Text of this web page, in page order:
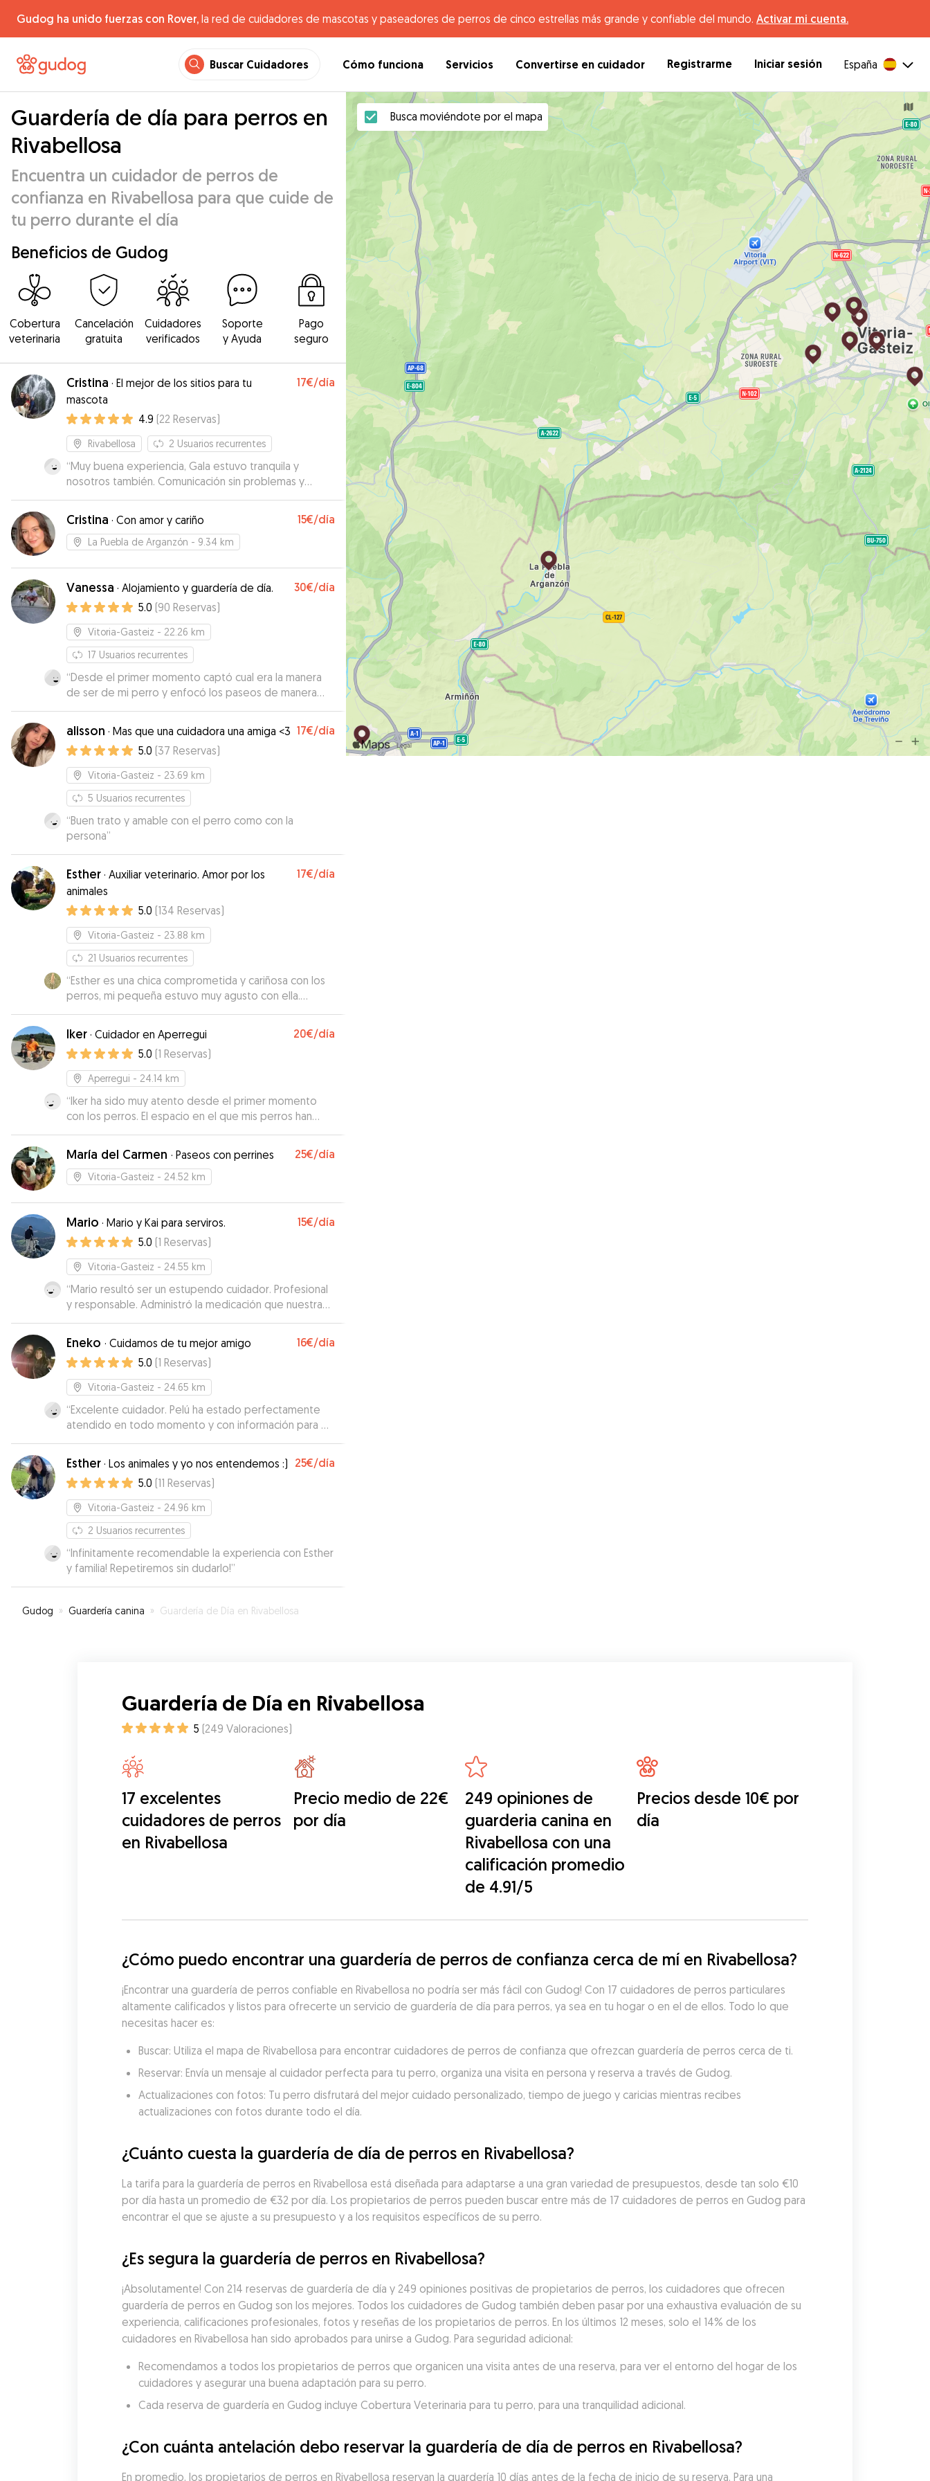
Gudog ha unido fuerzas con Rover, la red de cuidadores de mascotas y paseadores de perros de cinco estrellas más grande y confiable del mundo. Activar mi cuenta.
Buscar Cuidadores Cómo funciona Servicios Convertirse en cuidador Registrarme Iniciar sesión España
Guardería de día para perros en
Rivabellosa
Encuentra un cuidador de perros de
confianza en Rivabellosa para que cuide de
tu perro durante el día
Beneficios de Gudog
Cobertura
veterinaria
Cancelación
gratuita
Cuidadores
verificados
Soporte
y Ayuda
Pago
seguro
Cristina · El mejor de los sitios para tu
mascota
17€/día
4.9 (22 Reservas)
Rivabellosa 2 Usuarios recurrentes
“Muy buena experiencia, Gala estuvo tranquila y
nosotros también. Comunicación sin problemas y
tiempos de recogida flexibles. La verdad es que
estuvimos muy tranquilos
Cristina · Con amor y cariño 15€/día
La Puebla de Arganzón - 9.34 km
Vanessa · Alojamiento y guardería de día. 30€/día
5.0 (90 Reservas)
Vitoria-Gasteiz - 22.26 km
17 Usuarios recurrentes
“Desde el primer momento captó cual era la manera
de ser de mi perro y enfocó los paseos de manera
que fueran de su gusto, dejándole su espacio para
oler y andar a su aire. Cuando lo necesite, volveré a
contactar con ella. ”
alisson · Mas que una cuidadora una amiga <3 17€/día
5.0 (37 Reservas)
Vitoria-Gasteiz - 23.69 km
5 Usuarios recurrentes
“Buen trato y amable con el perro como con la
persona”
Esther · Auxiliar veterinario. Amor por los
animales
17€/día
5.0 (134 Reservas)
Vitoria-Gasteiz - 23.88 km
21 Usuarios recurrentes
“Esther es una chica comprometida y cariñosa con los
perros, mi pequeña estuvo muy agusto con ella.
Repetiremos seguro”
Iker · Cuidador en Aperregui 20€/día
5.0 (1 Reservas)
Aperregui - 24.14 km
“Iker ha sido muy atento desde el primer momento
con los perros. El espacio en el que mis perros han
estado creo que es dificilmente mejorable. No tengo
la menor duda de que han estado en buenas manos y
espero poder contar con Iker en el futuro. Estuve
informado del estado de Beltza y Negu algo que
María del Carmen · Paseos con perrines 25€/día
Vitoria-Gasteiz - 24.52 km
Mario · Mario y Kai para serviros. 15€/día
5.0 (1 Reservas)
Vitoria-Gasteiz - 24.55 km
“Mario resultó ser un estupendo cuidador. Profesional
y responsable. Administró la medicación que nuestra
border collie necesita y cuidó de su bienestar en todo
momento. Muchas gracias, Mario. Repetiremos
Eneko · Cuidamos de tu mejor amigo 16€/día
5.0 (1 Reservas)
Vitoria-Gasteiz - 24.65 km
“Excelente cuidador. Pelú ha estado perfectamente
atendido en todo momento y con información para mí
Muy recomendable. Repetiremos. Gracias, Eneko.”
Esther · Los animales y yo nos entendemos :) 25€/día
5.0 (11 Reservas)
Vitoria-Gasteiz - 24.96 km
2 Usuarios recurrentes
“Infinitamente recomendable la experiencia con Esther
y familia! Repetiremos sin dudarlo!”
Gudog » Guardería canina » Guardería de Día en Rivabellosa
Busca moviéndote por el mapa
Guardería de Día en Rivabellosa
5 (249 Valoraciones)
17 excelentes
cuidadores de perros
en Rivabellosa
Precio medio de 22€
por día
249 opiniones de
guarderia canina en
Rivabellosa con una
calificación promedio
de 4.91/5
Precios desde 10€ por
día
¿Cómo puedo encontrar una guardería de perros de confianza cerca de mí en Rivabellosa?
¡Encontrar una guardería de perros confiable en Rivabellosa no podría ser más fácil con Gudog! Con 17 cuidadores de perros particulares
altamente calificados y listos para ofrecerte un servicio de guardería de día para perros, ya sea en tu hogar o en el de ellos. Todo lo que
necesitas hacer es:
Buscar: Utiliza el mapa de Rivabellosa para encontrar cuidadores de perros de confianza que ofrezcan guardería de perros cerca de ti.
Reservar: Envía un mensaje al cuidador perfecta para tu perro, organiza una visita en persona y reserva a través de Gudog.
Actualizaciones con fotos: Tu perro disfrutará del mejor cuidado personalizado, tiempo de juego y caricias mientras recibes
actualizaciones con fotos durante todo el día.
¿Cuánto cuesta la guardería de día de perros en Rivabellosa?
La tarifa para la guardería de perros en Rivabellosa está diseñada para adaptarse a una gran variedad de presupuestos, desde tan solo €10
por día hasta un promedio de €32 por día. Los propietarios de perros pueden buscar entre más de 17 cuidadores de perros en Gudog para
encontrar el que se ajuste a su presupuesto y a los requisitos específicos de su perro.
¿Es segura la guardería de perros en Rivabellosa?
¡Absolutamente! Con 214 reservas de guardería de día y 249 opiniones positivas de propietarios de perros, los cuidadores que ofrecen
guardería de perros en Gudog son los mejores. Todos los cuidadores de Gudog también deben pasar por una exhaustiva evaluación de su
experiencia, calificaciones profesionales, fotos y reseñas de los propietarios de perros. En los últimos 12 meses, solo el 14% de los
cuidadores en Rivabellosa han sido aprobados para unirse a Gudog. Para seguridad adicional:
Recomendamos a todos los propietarios de perros que organicen una visita antes de una reserva, para ver el entorno del hogar de los
cuidadores y asegurar una buena adaptación para su perro.
Cada reserva de guardería en Gudog incluye Cobertura Veterinaria para tu perro, para una tranquilidad adicional.
¿Con cuánta antelación debo reservar la guardería de día de perros en Rivabellosa?
En promedio, los propietarios de perros en Rivabellosa reservan la guardería 10 días antes de la fecha de inicio de su reserva. Para una